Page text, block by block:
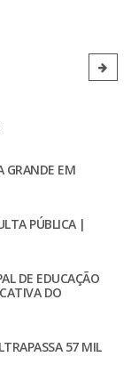
GRANDE EM
PÚBLICA |
DE EDUCAÇÃO
DO
57 MIL